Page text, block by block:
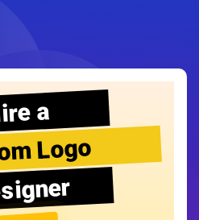
a
Logo